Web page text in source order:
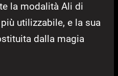
la modalità Ali di
utilizzabile, e la sua
dalla magia